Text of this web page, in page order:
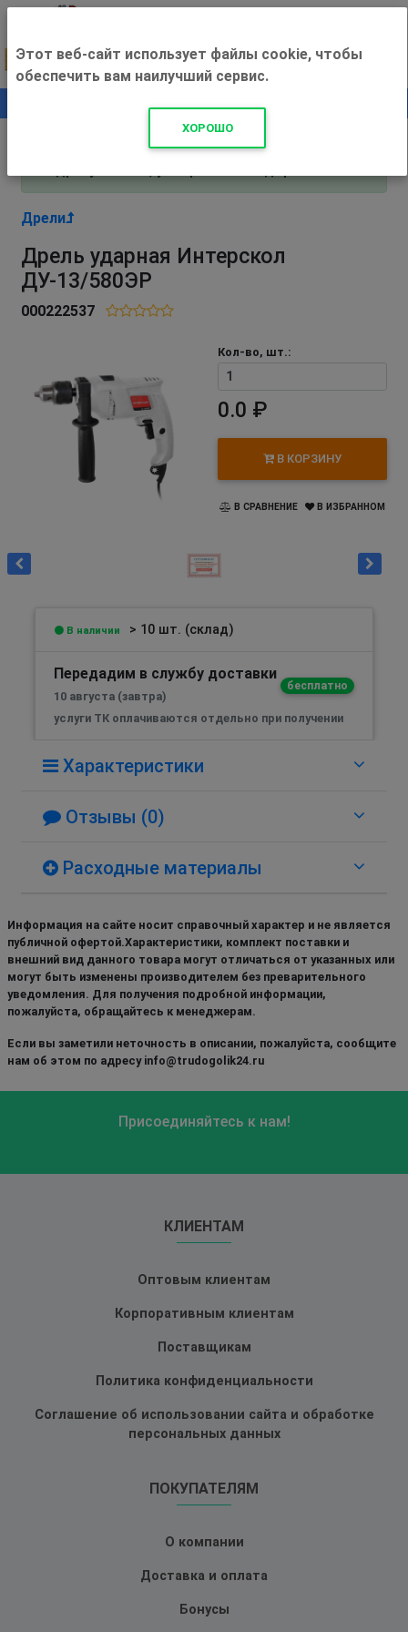
+500 ₽
Внимание! С 3 августа магазин работает по
Дрели
Дрель ударная Интерскол
ДУ-13/580ЭР
000222537
Кол-во, шт.:
0.0 ₽
В КОРЗИНУ
В СРАВНЕНИЕ В ИЗБРАННОМ
В наличии > 10 шт. (склад)
Передадим в службу доставки
бесплатно
10 августа (завтра)
услуги ТК оплачиваются отдельно при получении
Характеристики
Отзывы (0)
Расходные материалы
Информация на сайте носит справочный характер и не является
публичной офертой.Характеристики, комплект поставки и
внешний вид данного товара могут отличаться от указанных или
могут быть изменены производителем без преварительного
уведомления. Для получения подробной информации,
пожалуйста, обращайтесь к менеджерам.
Если вы заметили неточность в описании, пожалуйста, сообщите
нам об этом по адресу info@trudogolik24.ru
Присоединяйтесь к нам!
КЛИЕНТАМ
Оптовым клиентам
Корпоративным клиентам
Поставщикам
Политика конфиденциальности
Соглашение об использовании сайта и обработке
персональных данных
ПОКУПАТЕЛЯМ
О компании
Доставка и оплата
Бонусы
Этот веб-сайт использует файлы cookie, чтобы
обеспечить вам наилучший сервис.
ХОРОШО